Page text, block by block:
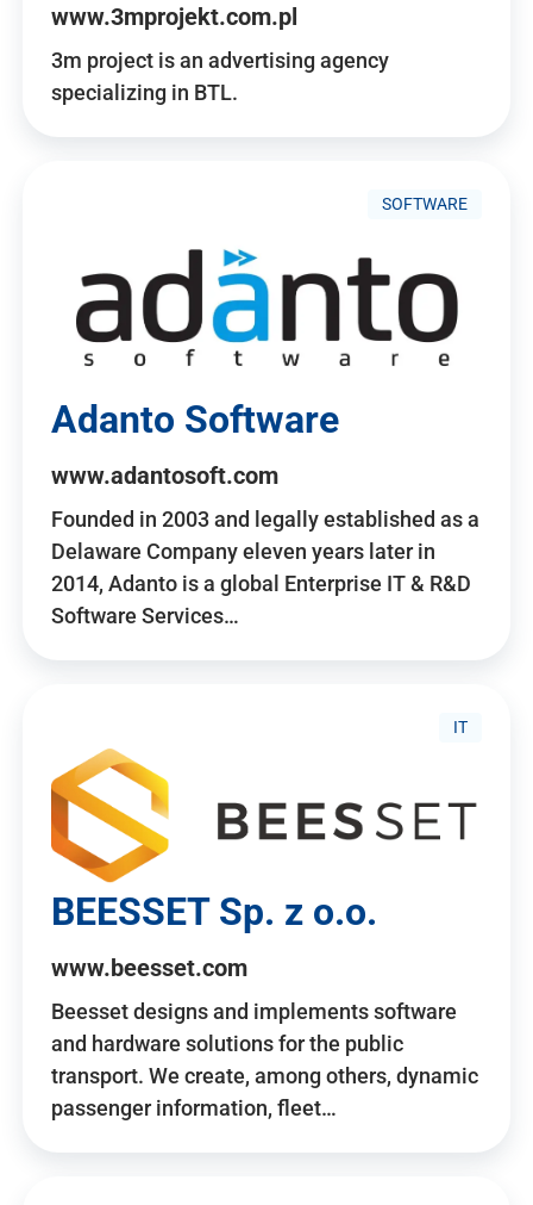
www.3mprojekt.com.pl
3m project is an advertising agency
specializing in BTL.
SOFTWARE
Adanto Software
www.adantosoft.com
Founded in 2003 and legally established as a
Delaware Company eleven years later in
2014, Adanto is a global Enterprise IT & R&D
Software Services…
IT
BEESSET Sp. z o.o.
www.beesset.com
Beesset designs and implements software
and hardware solutions for the public
transport. We create, among others, dynamic
passenger information, fleet…